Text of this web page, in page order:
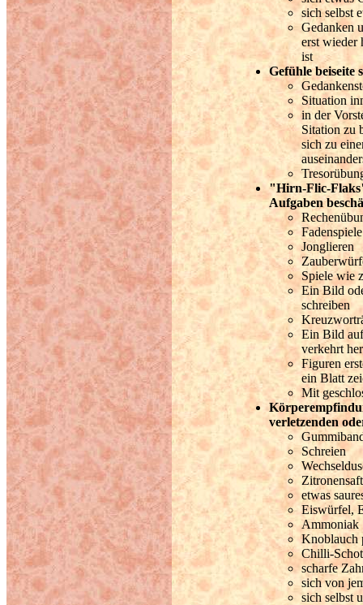
sich selbst
Gedanken
erst wieder
ist
Gefühle beiseite
Situation
in der
Sitation zu
sich zu
"Hirn-Flic-
Aufgaben
Fadenspiele
Jonglieren
Spiele wie
Ein Bild
schreiben
Ein Bild
verkehrt
Figuren
ein Blatt
Mit
verletzenden
Schreien
etwas
Eiswürfel,
Ammoniak
Knoblauch
Chilli-
scharfe
sich von
sich selbst